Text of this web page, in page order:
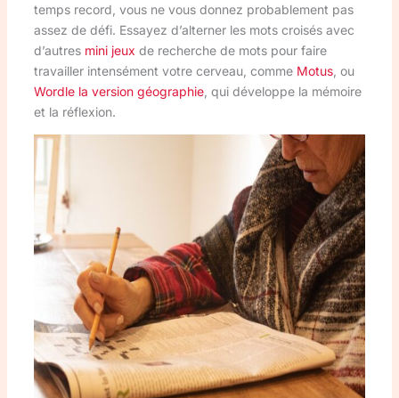
temps record, vous ne vous donnez probablement pas
assez de défi. Essayez d’alterner les mots croisés avec
d’autres mini jeux de recherche de mots pour faire
travailler intensément votre cerveau, comme Motus, ou
Wordle la version géographie, qui développe la mémoire
et la réflexion.